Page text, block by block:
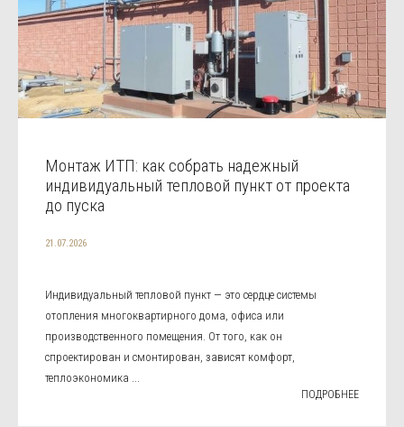
Монтаж ИТП: как собрать надежный
индивидуальный тепловой пункт от проекта
до пуска
21.07.2026
Индивидуальный тепловой пункт — это сердце системы
отопления многоквартирного дома, офиса или
производственного помещения. От того, как он
спроектирован и смонтирован, зависят комфорт,
теплоэкономика ...
ПОДРОБНЕЕ